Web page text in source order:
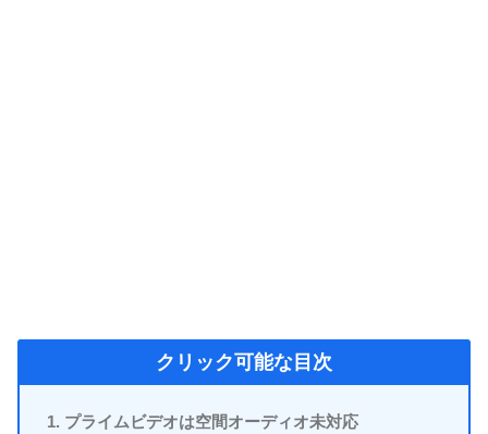
クリック可能な目次
プライムビデオは空間オーディオ未対応